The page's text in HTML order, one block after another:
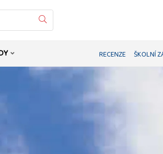
Vyhledat
RECENZE ŠKOLNÍ